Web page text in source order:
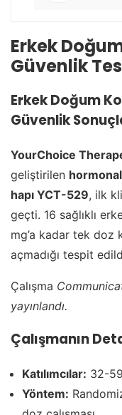
Erkek
Güvenlik
Erkek Doğum
Güvenlik
YourChoice
geliştirilen
hapı YCT-529, ilk
geçti. 16 sağlıklı
mg’a kadar tek doz
açmadığı tespit
Çalışma
yayınlandı.
Çalışmanın
Katılımcılar: 32-
Yöntem: